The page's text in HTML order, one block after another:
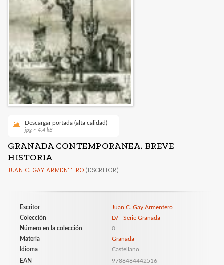
Descargar portada (alta calidad)
jpg ~ 4.4 kB
GRANADA CONTEMPORANEA. BREVE
HISTORIA
JUAN C. GAY ARMENTERO (ESCRITOR)
Escritor
Juan C. Gay Armentero
Colección
LV - Serie Granada
Número en la colección
0
Materia
Granada
Idioma
Castellano
EAN
9788484442516